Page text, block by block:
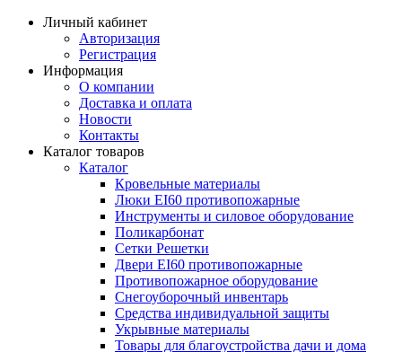
Личный кабинет
Авторизация
Регистрация
Информация
О компании
Доставка и оплата
Новости
Контакты
Каталог товаров
Каталог
Кровельные материалы
Люки EI60 противопожарные
Инструменты и силовое оборудование
Поликарбонат
Сетки Решетки
Двери EI60 противопожарные
Противопожарное оборудование
Снегоуборочный инвентарь
Средства индивидуальной защиты
Укрывные материалы
Товары для благоустройства дачи и дома